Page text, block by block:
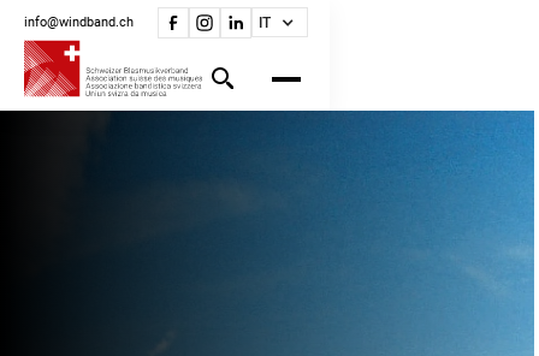
info@windband.ch IT